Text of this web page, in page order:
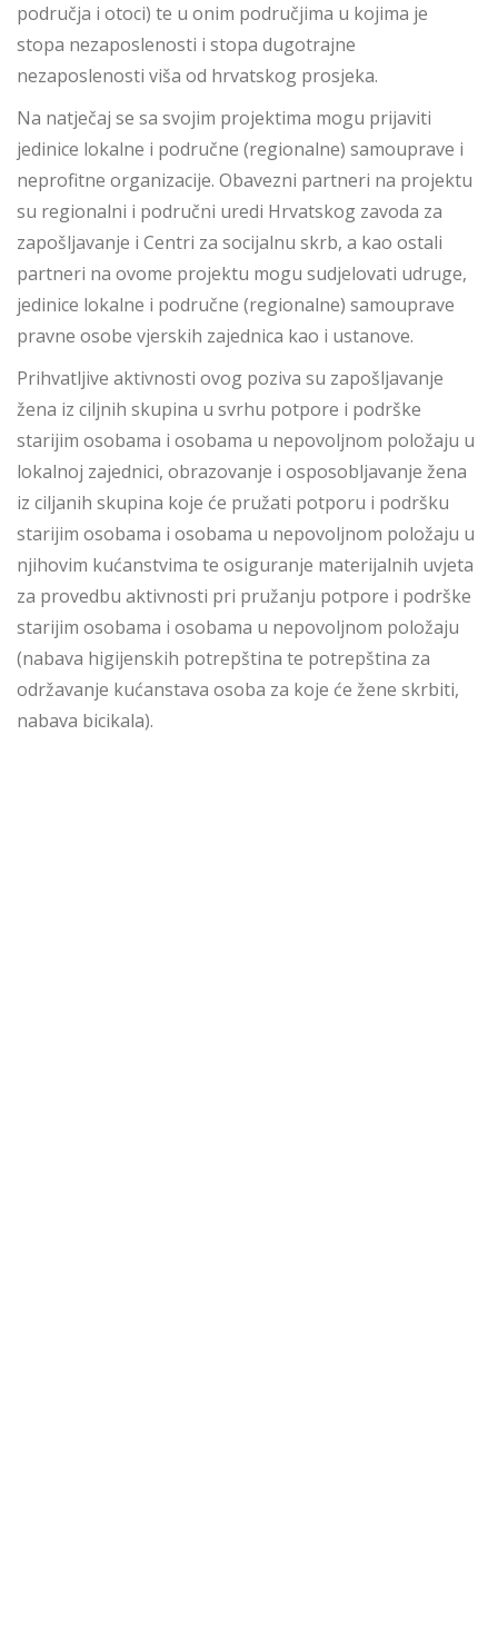
područja i otoci) te u onim područjima u kojima je
stopa nezaposlenosti i stopa dugotrajne
nezaposlenosti viša od hrvatskog prosjeka.
Na natječaj se sa svojim projektima mogu prijaviti
jedinice lokalne i područne (regionalne) samouprave i
neprofitne organizacije. Obavezni partneri na projektu
su regionalni i područni uredi Hrvatskog zavoda za
zapošljavanje i Centri za socijalnu skrb, a kao ostali
partneri na ovome projektu mogu sudjelovati udruge,
jedinice lokalne i područne (regionalne) samouprave
pravne osobe vjerskih zajednica kao i ustanove.
Prihvatljive aktivnosti ovog poziva su zapošljavanje
žena iz ciljnih skupina u svrhu potpore i podrške
starijim osobama i osobama u nepovoljnom položaju u
lokalnoj zajednici, obrazovanje i osposobljavanje žena
iz ciljanih skupina koje će pružati potporu i podršku
starijim osobama i osobama u nepovoljnom položaju u
njihovim kućanstvima te osiguranje materijalnih uvjeta
za provedbu aktivnosti pri pružanju potpore i podrške
starijim osobama i osobama u nepovoljnom položaju
(nabava higijenskih potrepština te potrepština za
održavanje kućanstava osoba za koje će žene skrbiti,
nabava bicikala).